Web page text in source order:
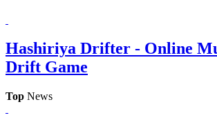
Hashiriya Drifter - Online
Drift Game
Top News